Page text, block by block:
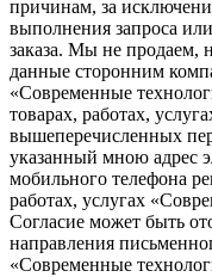
причинам, за
выполнения запроса
заказа. Мы не продаем,
данные сторонним
«Современные
товарах, работах,
вышеперечисленных
указанный мною адрес
мобильного телефона
работах, услугах
Согласие может быть
направления
«Современные